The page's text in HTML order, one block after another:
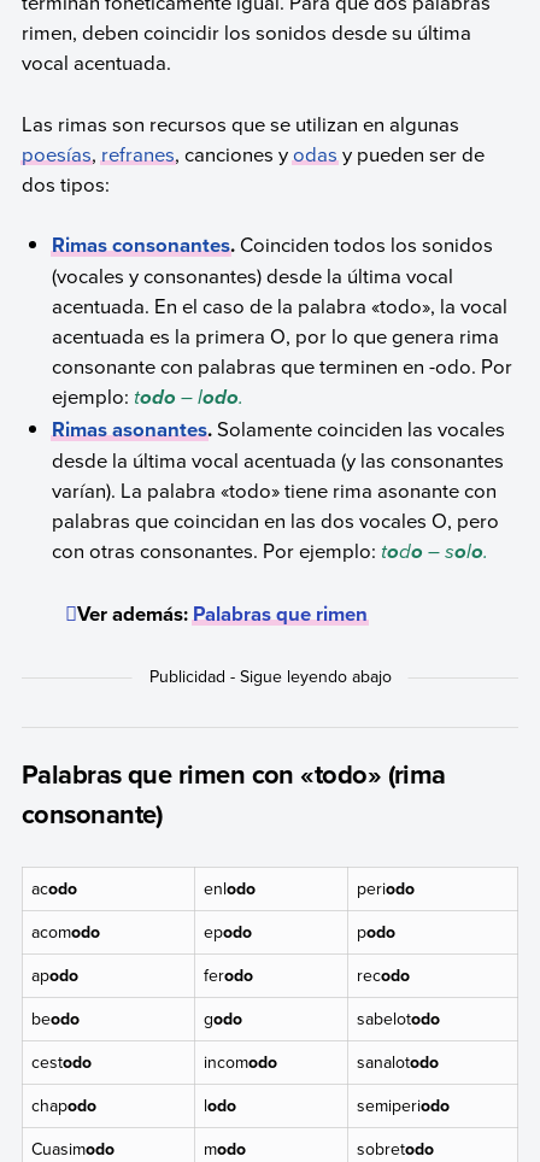
rimen, deben coincidir los sonidos desde su última
vocal acentuada.
Las rimas son recursos que se utilizan en algunas
poesías,refranes, canciones yodasy pueden ser de
dos tipos:
Rimas consonantes. Coinciden todos los sonidos
(vocales y consonantes) desde la última vocal
acentuada. En el caso de la palabra «todo», la vocal
acentuada es la primera O, por lo que genera rima
consonante con palabras que terminen en -odo. Por
ejemplo: todo – lodo.
Rimas asonantes.Solamente coinciden las vocales
desde la última vocal acentuada (y las consonantes
varían). La palabra «todo» tiene rima asonante con
palabras que coincidan en las dos vocales O, pero
con otras consonantes. Por ejemplo: todo – solo.
Ver además:Palabras que rimen
Palabras que rimen con «todo» (rima
consonante)
acodo enlodo periodo
acomodo epodo podo
apodo ferodo recodo
beodo godo sabelotodo
cestodo incomodo sanalotodo
chapodo lodo semiperiodo
Cuasimodo modo sobretodo